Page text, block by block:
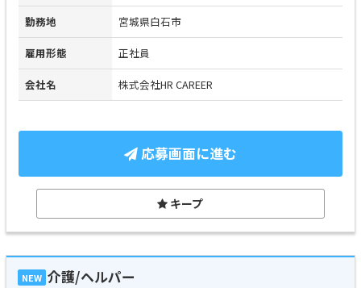
勤務地 宮城県白石市
雇用形態 正社員
会社名 株式会社HR CAREER
応募画面に進む
キープ
NEW 介護/ヘルパー